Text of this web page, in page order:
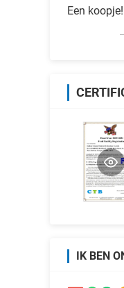
Een koopje!
IK BEN